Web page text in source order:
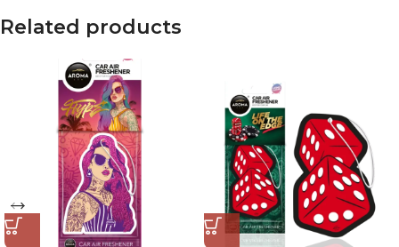
Related products